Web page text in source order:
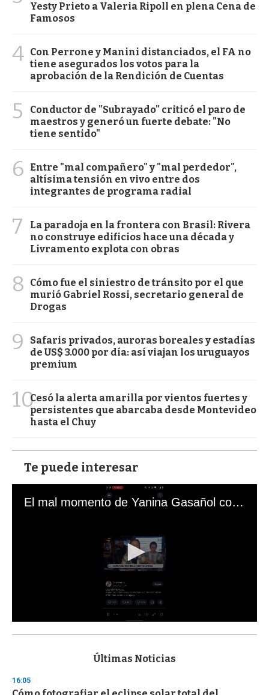
Yesty Prieto a Valeria Ripoll en plena Cena de
Famosos
4 Con Perrone y Manini distanciados, el FA no
tiene asegurados los votos para la
aprobación de la Rendición de Cuentas
5
Conductor de "Subrayado" criticó el paro de
maestros y generó un fuerte debate: "No
tiene sentido"
6
Entre "mal compañero" y "mal perdedor",
altísima tensión en vivo entre dos
integrantes de programa radial
7
La paradoja en la frontera con Brasil: Rivera
no construye edificios hace una década y
Livramento explota con obras
8
Cómo fue el siniestro de tránsito por el que
murió Gabriel Rossi, secretario general de
Drogas
9
Safaris privados, auroras boreales y estadías
de US$ 3.000 por día: así viajan los uruguayos
premium
10Cesó la alerta amarilla por vientos fuertes y
persistentes que abarcaba desde Montevideo
hasta el Chuy
Te puede interesar
El mal momento de Yanina Gasañol con un hincha argentino en "Subrayado"
s
d
Últimas Noticias
16:05